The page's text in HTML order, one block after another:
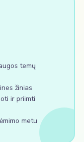
temų
žinias
ir priimti
metu